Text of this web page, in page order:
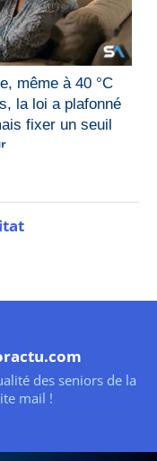
même à 40 °C
la loi a plafonné
fixer un seuil
des seniors de la
mail !